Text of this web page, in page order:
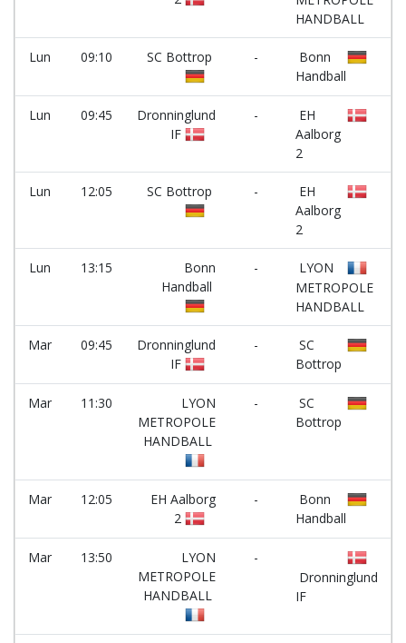
HANDBALL
Lun 09:10 SC Bottrop -
Bonn
Handball
Lun 09:45
Dronninglund
IF
-
EH
Aalborg
2
Lun 12:05 SC Bottrop -
EH
Aalborg
2
Lun 13:15
Bonn
Handball
-
LYON
METROPOLE
HANDBALL
Mar 09:45
Dronninglund
IF
-
SC
Bottrop
Mar 11:30
LYON
METROPOLE
HANDBALL
-
SC
Bottrop
Mar 12:05
EH Aalborg
2
-
Bonn
Handball
Mar 13:50
LYON
METROPOLE
HANDBALL
-
Dronninglund
IF